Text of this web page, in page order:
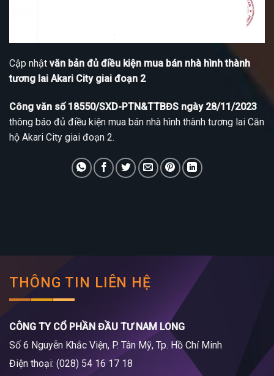
Cập nhật văn bản đủ điều kiện mua bán nhà hình thành
tương lai Akari City giai đoạn 2
Công văn số 18550/SXD-PTN&TTBĐS ngày 28/11/2023
thông báo đủ điều kiện mua bán nhà hình thành tương lai Căn
hộ Akari City giai đoạn 2.
THÔNG TIN LIÊN HỆ
CÔNG TY CỔ PHẦN ĐẦU TƯ NAM LONG
Số 6 Nguyễn Khắc Viện, P. Tân Mỹ, Tp. Hồ Chí Minh
Điện thoại: (028) 54 16 17 18